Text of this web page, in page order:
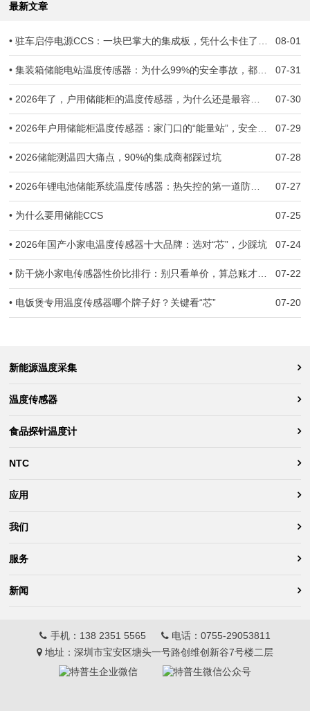
最新文章
08-01
• 驻车启停电源CCS：一块巴掌大的集成板，凭什么卡住了几十万辆车子的交付？
07-31
• 集装箱储能电站温度传感器：为什么99%的安全事故，都跟温度监测失准有关
07-30
• 2026年了，户用储能柜的温度传感器，为什么还是最容易被忽视的那一环？
07-29
• 2026年户用储能柜温度传感器：家门口的“能量站”，安全防线守住了吗？
07-28
• 2026储能测温四大痛点，90%的集成商都踩过坑
07-27
• 2026年锂电池储能系统温度传感器：热失控的第一道防线，到底守住了没有？
07-25
• 为什么要用储能CCS
07-24
• 2026年国产小家电温度传感器十大品牌：选对“芯”，少踩坑
07-22
• 防干烧小家电传感器性价比排行：别只看单价，算总账才不亏
07-20
• 电饭煲专用温度传感器哪个牌子好？关键看“芯”
新能源温度采集
温度传感器
食品探针温度计
NTC
应用
我们
服务
新闻
手机： 138 2351 5565 电话： 0755-29053811
地址：深圳市宝安区塘头一号路创维创新谷7号楼二层